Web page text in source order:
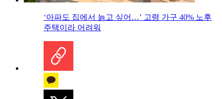
‘아파도 집에서 늙고 싶어…’ 고령 가구 40% 노후
주택이라 어려워